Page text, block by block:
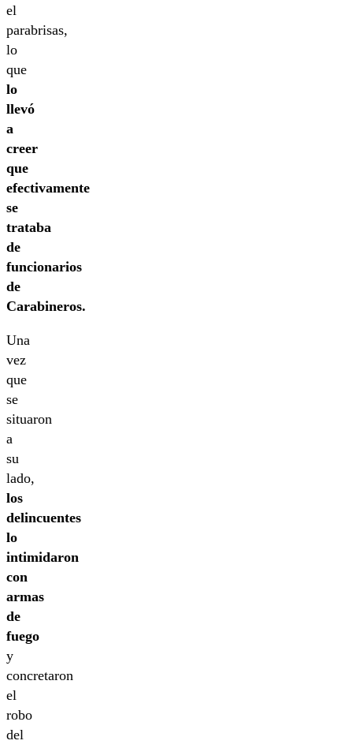
el
parabrisas,
lo
que
lo
llevó
a
creer
que
efectivamente
se
trataba
de
funcionarios
de
Carabineros.
Una
vez
que
se
situaron
a
su
lado,
los
delincuentes
lo
intimidaron
con
armas
de
fuego
y
concretaron
el
robo
del